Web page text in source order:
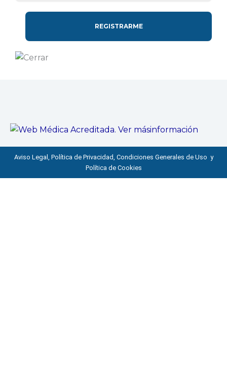
Aviso Legal, Política de Privacidad, Condiciones Generales de Uso y
Política de Cookies